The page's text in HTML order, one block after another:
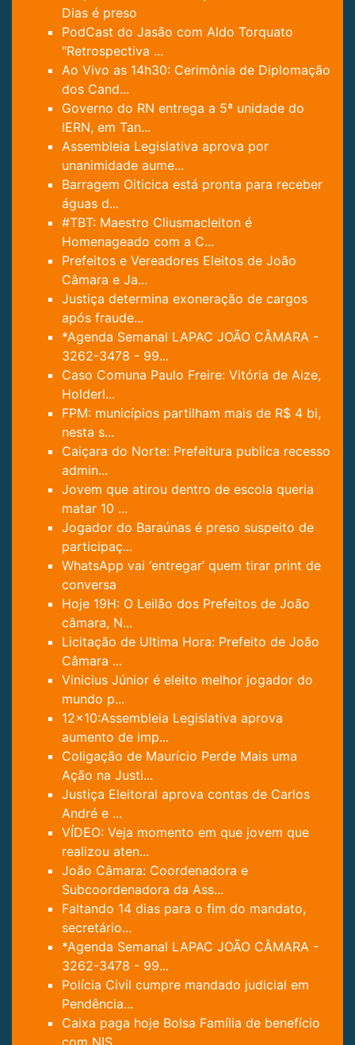
Dias é preso
PodCast do Jasão com Aldo Torquato
"Retrospectiva ...
Ao Vivo as 14h30: Cerimônia de Diplomação
dos Cand...
Governo do RN entrega a 5ª unidade do
IERN, em Tan...
Assembleia Legislativa aprova por
unanimidade aume...
Barragem Oiticica está pronta para receber
águas d...
#TBT: Maestro Cliusmacleiton é
Homenageado com a C...
Prefeitos e Vereadores Eleitos de João
Câmara e Ja...
Justiça determina exoneração de cargos
após fraude...
*Agenda Semanal LAPAC JOÃO CÂMARA -
3262-3478 - 99...
Caso Comuna Paulo Freire: Vitória de Aize,
Holderl...
FPM: municípios partilham mais de R$ 4 bi,
nesta s...
Caiçara do Norte: Prefeitura publica recesso
admin...
Jovem que atirou dentro de escola queria
matar 10 ...
Jogador do Baraúnas é preso suspeito de
participaç...
WhatsApp vai ‘entregar’ quem tirar print de
conversa
Hoje 19H: O Leilão dos Prefeitos de João
câmara, N...
Licitação de Ultima Hora: Prefeito de João
Câmara ...
Vinicius Júnior é eleito melhor jogador do
mundo p...
12x10:Assembleia Legislativa aprova
aumento de imp...
Coligação de Maurício Perde Mais uma
Ação na Justi...
Justiça Eleitoral aprova contas de Carlos
André e ...
VÍDEO: Veja momento em que jovem que
realizou aten...
João Câmara: Coordenadora e
Subcoordenadora da Ass...
Faltando 14 dias para o fim do mandato,
secretário...
*Agenda Semanal LAPAC JOÃO CÂMARA -
3262-3478 - 99...
Polícia Civil cumpre mandado judicial em
Pendência...
Caixa paga hoje Bolsa Família de benefício